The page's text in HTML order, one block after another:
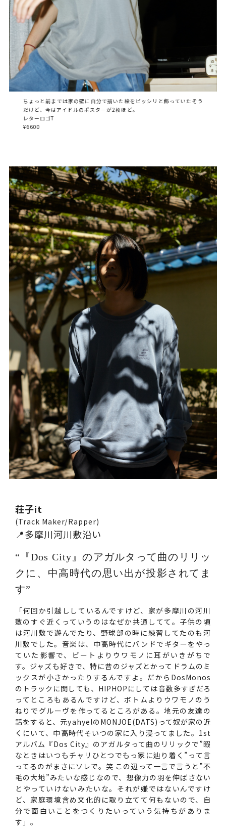
ちょっと前までは家の壁に自分で描いた絵をビッシリと飾っていたそう
だけど、今はアイドルのポスターが2枚ほど。
レターロゴT
¥6600
荘子it
(Track Maker/Rapper)
📍多摩川河川敷沿い
“『Dos City』のアガルタって曲のリリッ
クに、中高時代の思い出が投影されてま
す”
「何回か引越ししているんですけど、家が多摩川の河川
敷のすぐ近くっていうのはなぜか共通してて。子供の頃
は河川敷で遊んでたり、野球部の時に練習してたのも河
川敷でした。音楽は、中高時代にバンドでギターをやっ
ていた影響で、ビートよりウワモノに耳がいきがちで
す。ジャズも好きで、特に昔のジャズとかってドラムのミ
ックスが小さかったりするんですよ。だからDosMonos
のトラックに関しても、HIPHOPにしては音数多すぎだろ
ってところもあるんですけど、ボトムよりウワモノのう
ねりでグルーヴを作ってるところがある。地元の友達の
話をすると、元yahyelのMONJOE(DATS)って奴が家の近
くにいて、中高時代そいつの家に入り浸ってました。1st
アルバム『Dos City』のアガルタって曲のリリックで”暇
なときはいつもチャリひとつでもっ家に辿り着く”って言
ってるのがまさにソレで。笑 この辺って一言で言うと”不
毛の大地”みたいな感じなので、想像力の羽を伸ばさない
とやっていけないみたいな。それが嫌ではないんですけ
ど、家庭環境含め文化的に取り立てて何もないので、自
分で面白いことをつくりたいっていう気持ちがありま
す」。